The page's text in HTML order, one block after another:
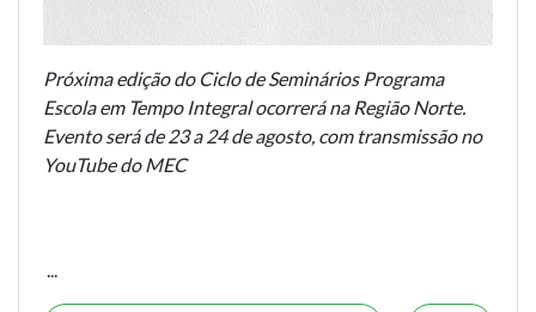
Próxima edição do Ciclo de Seminários Programa
Escola em Tempo Integral ocorrerá na Região Norte.
Evento será de 23 a 24 de agosto, com transmissão no
YouTube do MEC
...